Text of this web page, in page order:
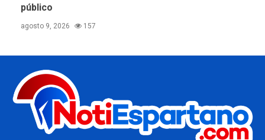
público
agosto 9, 2026 157